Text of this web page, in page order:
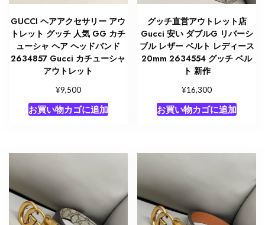
GUCCI ヘアアクセサリー アウ
トレット グッチ 人気 GG カチ
ューシャ ヘア ヘッドバンド
2634857 Gucci カチューシャ
アウトレット
¥9,500
お買い物カゴに追加
グッチ直営アウトレット店
Gucci 安い ダブルG リバーシ
ブル レザー ベルト レディース
20mm 2634554 グッチ ベル
ト 新作
¥16,300
お買い物カゴに追加